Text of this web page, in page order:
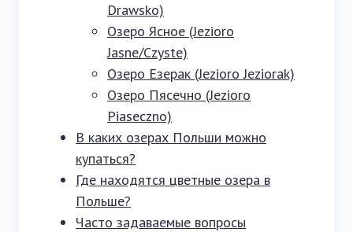
Drawsko)
Озеро Ясное (Jezioro
Jasne/Czyste)
Озеро Езерак (Jezioro Jeziorak)
Озеро Пясечно (Jezioro
Piaseczno)
В каких озерах Польши можно
купаться?
Где находятся цветные озера в
Польше?
Часто задаваемые вопросы